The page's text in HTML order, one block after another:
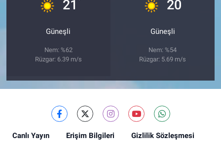
21
Güneşli
Nem: %62
Rüzgar: 6.39 m/s
20
Güneşli
Nem: %54
Rüzgar: 5.69 m/s
Canlı Yayın Erişim Bilgileri
Gizlilik Sözleşmesi